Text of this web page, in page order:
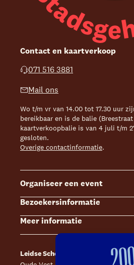
Contact en kaartverkoop
071 516 3881
Mail ons
Wo t/m vr van 14.00 tot 17.30 uur
bereikbaar en is de balie
kaartverkoopbalie is van 4 juli t/m
gesloten.
Overige contactinformatie.
Organiseer een event
Events
Zalenoverzicht
Contact Sales & Events
Offerte aanvragen
Bezoekersinformatie
Kaartverkoop
Bereikbaarheid
Toegankelijkheid
Meer informatie
Steun ons
Leidse Schouwburg
Café